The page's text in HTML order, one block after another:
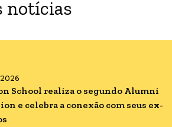
notícias
School realiza o segundo Alumni
e celebra a conexão com seus ex-